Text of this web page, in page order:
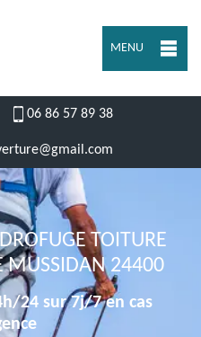
MENU
06 86 57 89 38
TOITURE
MUSSIDAN 24400
24 sur 7j/7 en cas